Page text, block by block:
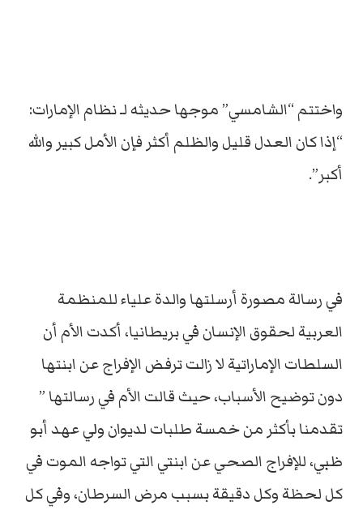
واختتم “الشامسي” موجها حديثه لـ نظام الإمارات:
“إذا كان العدل قليل والظلم أكثر فإن الأمل كبير والله
أكبر”.
في رسالة مصورة أرسلتها والدة علياء للمنظمة
العربية لحقوق الإنسان في بريطانيا، أكدت الأم أن
السلطات الإماراتية لا زالت ترفض الإفراج عن ابنتها
دون توضيح الأسباب، حيث قالت الأم في رسالتها ”
تقدمنا بأكثر من خمسة طلبات لديوان ولي عهد أبو
ظبي، للإفراج الصحي عن ابنتي التي تواجه الموت في
كل لحظة وكل دقيقة بسبب مرض السرطان، وفي كل